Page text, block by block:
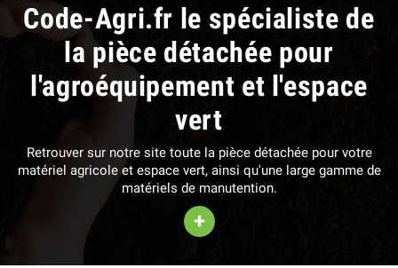
Code-Agri.fr le spécialiste de
la pièce détachée pour
l'agroéquipement et l'espace
vert
Retrouver sur notre site toute la pièce détachée pour votre
matériel agricole et espace vert, ainsi qu'une large gamme de
matériels de manutention.
+